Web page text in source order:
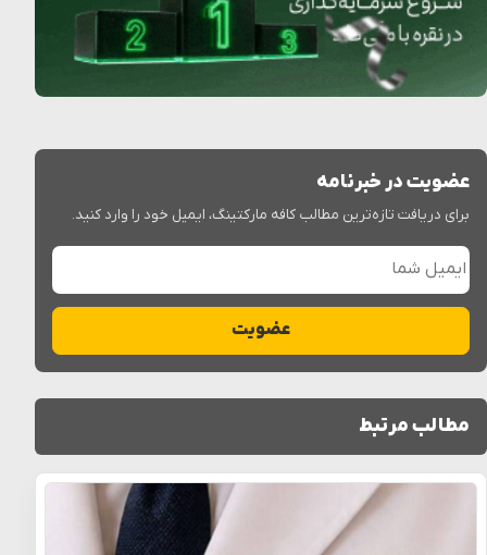
عضویت در خبرنامه
برای دریافت تازه‌ترین مطالب کافه مارکتینگ، ایمیل خود را وارد کنید.
ایمیل شما
عضویت
مطالب مرتبط